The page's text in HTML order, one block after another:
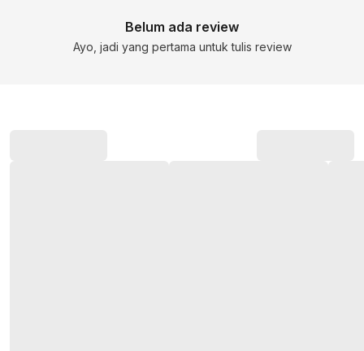
Belum ada review
Ayo, jadi yang pertama untuk tulis review